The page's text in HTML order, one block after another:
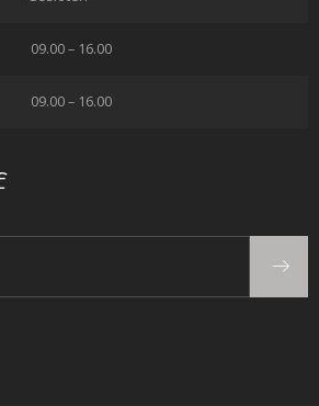
09.00 – 16.00
09.00 – 16.00